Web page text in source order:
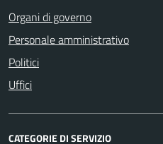
Organi di governo
Personale amministrativo
Politici
Uffici
CATEGORIE DI SERVIZIO